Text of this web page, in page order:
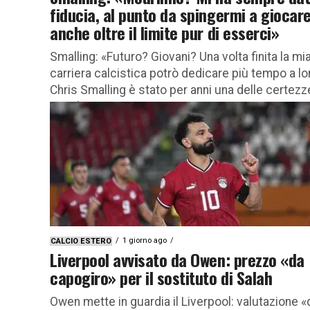
fiducia, al punto da spingermi a
anche oltre il limite pur di esserci»
Smalling: «Futuro? Giovani? Una volta finita la
carriera calcistica potrò dedicare più tempo a
Chris Smalling è stato per anni una delle
assolute...
CALCIO ESTERO 1 giorno ago
Liverpool avvisato da Owen: prezzo «da
capogiro» per il sostituto di Salah
Owen mette in guardia il Liverpool: valutazione